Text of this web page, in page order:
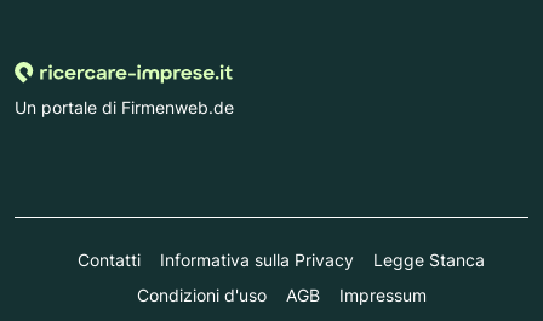
Un portale di Firmenweb.de
Contatti Informativa sulla Privacy
Legge Stanca
Condizioni d'uso
AGB Impressum